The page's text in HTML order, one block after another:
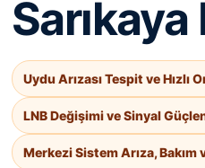
Uydu Arızası Tespit ve Hızlı
LNB Değişimi ve Sinyal
Merkezi Sistem Arıza, Bakım